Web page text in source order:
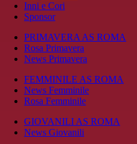
Inni e Cori
Sponsor
PRIMAVERA AS ROMA
Rosa Primavera
News Primavera
FEMMINILE AS ROMA
News Femminile
Rosa Femminile
GIOVANILI AS ROMA
News Giovanili